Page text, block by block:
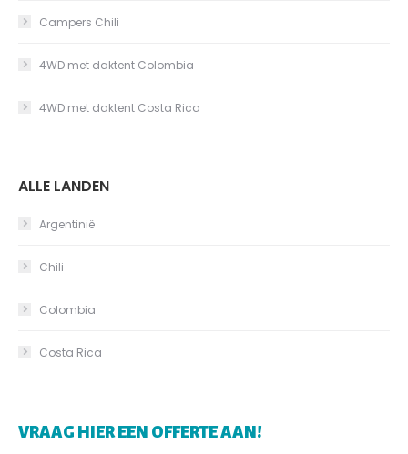
Campers Chili
4WD met daktent Colombia
4WD met daktent Costa Rica
ALLE LANDEN
Argentinië
Chili
Colombia
Costa Rica
VRAAG HIER EEN OFFERTE AAN!